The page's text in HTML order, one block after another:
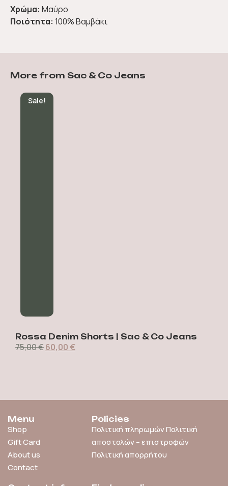
Χρώμα: Μαύρο
Ποιότητα: 100% Βαμβάκι
More from Sac & Co Jeans
Sale!
Rossa Denim Shorts | Sac & Co Jeans
75,00€60,00€
Menu
Shop
Gift Card
About us
Contact
Policies
Πολιτική πληρωμώνΠολιτική
αποστολών – επιστροφών
Πολιτική απορρήτου